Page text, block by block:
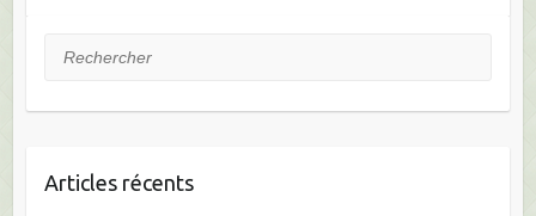
Rechercher
Articles récents